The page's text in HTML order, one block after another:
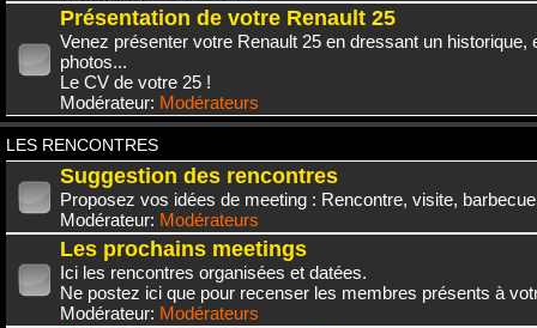
Présentation de votre Renault 25
Venez présenter votre Renault 25 en dressant un historique,
photos...
Le CV de votre 25 !
Modérateur: Modérateurs
LES RENCONTRES
Suggestion des rencontres
Proposez vos idées de meeting : Rencontre, visite,
Modérateur: Modérateurs
Les prochains meetings
Ici les rencontres organisées et datées.
Ne postez ici que pour recenser les membres présents à
Modérateur: Modérateurs